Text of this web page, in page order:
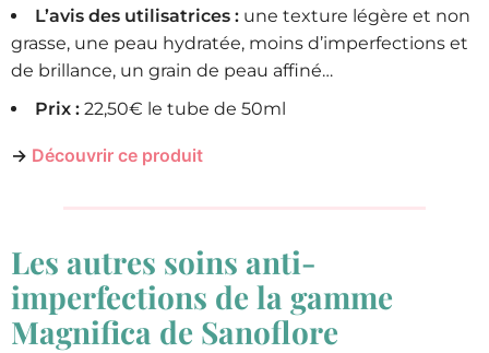
L’avis des utilisatrices : une texture légère et non
grasse, une peau hydratée, moins d’imperfections et
de brillance, un grain de peau affiné…
Prix : 22,50€ le tube de 50ml
→ Découvrir ce produit
Les autres soins anti-
imperfections de la gamme
Magnifica de Sanoflore